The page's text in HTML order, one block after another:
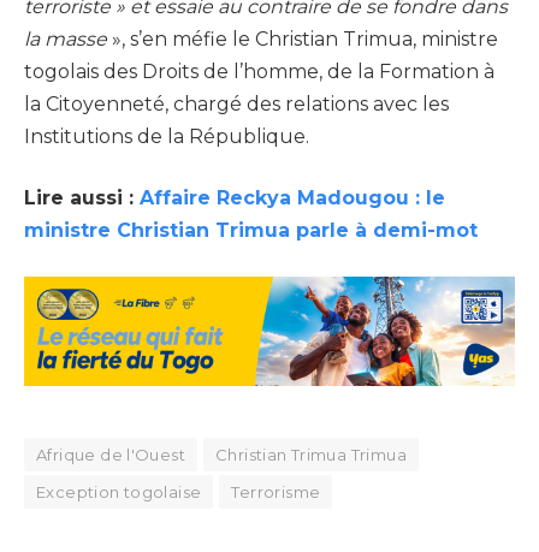
terroriste » et essaie au contraire de se fondre dans
la masse », s’en méfie le Christian Trimua, ministre
togolais des Droits de l’homme, de la Formation à
la Citoyenneté, chargé des relations avec les
Institutions de la République.
Lire aussi : Affaire Reckya Madougou : le
ministre Christian Trimua parle à demi-mot
Afrique de l'Ouest
Christian Trimua Trimua
Exception togolaise
Terrorisme